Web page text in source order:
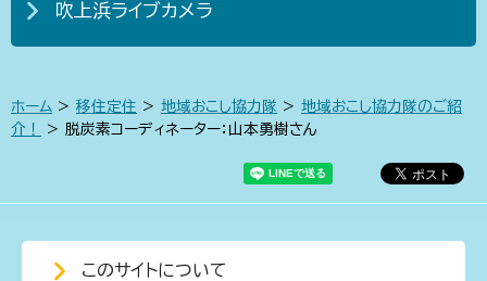
吹上浜ライブカメラ
ホーム > 移住定住 > 地域おこし協力隊 > 地域おこし協力隊のご紹
介！
> 脱炭素コーディネーター：山本勇樹さん
このサイトについて